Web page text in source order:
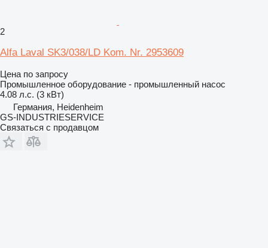
2
Alfa Laval SK3/038/LD Kom. Nr. 2953609
Цена по запросу
Промышленное оборудование - промышленный насос
4.08 л.с. (3 кВт)
Германия, Heidenheim
GS-INDUSTRIESERVICE
Связаться с продавцом